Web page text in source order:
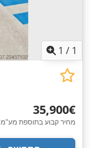
1 / 1
‏35,900 ‏€
מחיר קבוע בתוספת מע"מ